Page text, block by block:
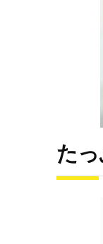
た